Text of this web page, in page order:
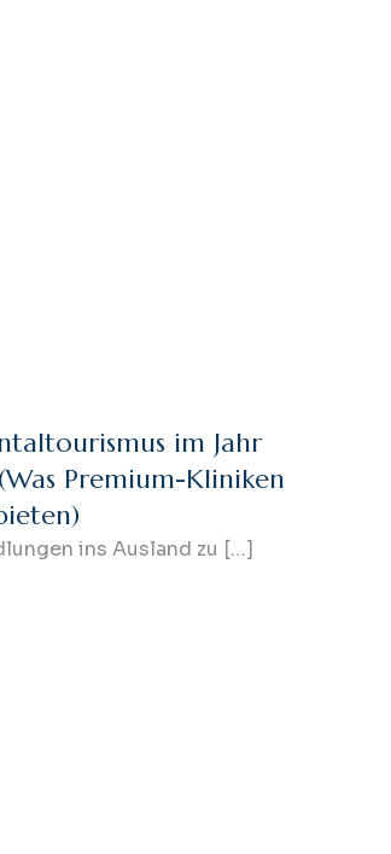
im Jahr
Premium-Kliniken
ins Ausland zu […]